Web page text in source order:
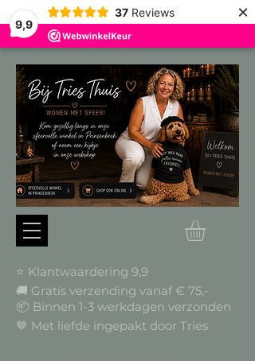
9,9
37 Reviews ×
⭐ Klantwaardering 9,9
🚚 Gratis verzending vanaf € 75,-
📦 Binnen 1-3 werkdagen verzonden
🤎 Met liefde ingepakt door Tries